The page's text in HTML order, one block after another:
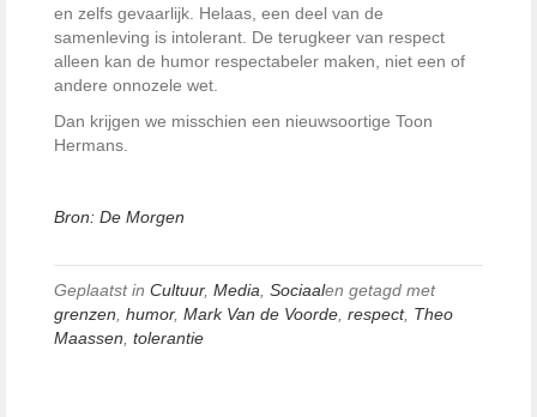
en zelfs gevaarlijk. Helaas, een deel van de
samenleving is intolerant. De terugkeer van respect
alleen kan de humor respectabeler maken, niet een of
andere onnozele wet.
Dan krijgen we misschien een nieuwsoortige Toon
Hermans.
Bron: De Morgen
Geplaatst in Cultuur, Media Sociaalen getagd met
grenzen humor, Mark Van de Voorde respect, Theo
Maassen tolerantie